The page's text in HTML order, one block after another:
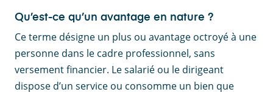
Qu’est-ce qu’un avantage en nature ?
Ce terme désigne un plus ou avantage octroyé à une
personne dans le cadre professionnel, sans
versement financier. Le salarié ou le dirigeant
dispose d’un service ou consomme un bien que